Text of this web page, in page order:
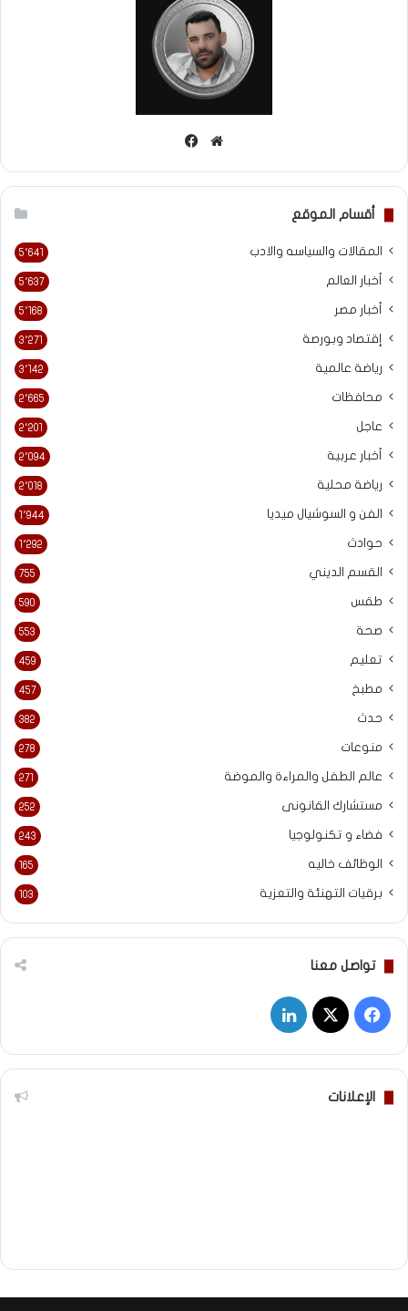
موقع
أقسام الموقع
المقالات والسياسه والادب 5٬641
أخبار العالم 5٬637
أخبار مصر 5٬168
إقتصاد وبورصة 3٬271
رياضة عالمية 3٬142
محافظات 2٬665
عاجل 2٬201
أخبار عربية 2٬094
رياضة محلية 2٬018
الفن و السوشيال ميديا 1٬944
حوادث 1٬292
القسم الديني 755
طقس 590
صحة 553
تعليم 459
مطبخ 457
حدث 382
منوعات 278
عالم الطفل والمراءة والموضة 271
مستشارك القانونى 252
فضاء و تكنولوجيا 243
الوظائف خاليه 165
برقيات التهنئة والتعزية 103
تواصل معنا
فيسبوك
‫X لينكدإن
الإعلانات